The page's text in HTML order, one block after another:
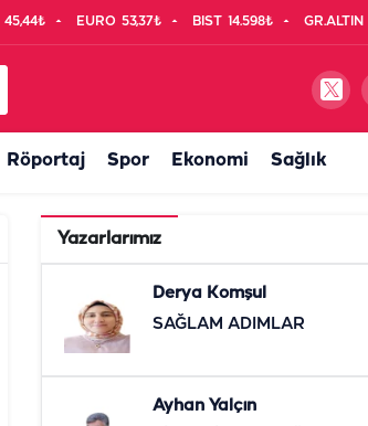
45,44₺ EURO 53,37₺ BIST 14.598₺ GR.ALTIN
Röportaj Spor Ekonomi Sağlık
Yazarlarımız
Derya Komşul
SAĞLAM ADIMLAR
Ayhan Yalçın